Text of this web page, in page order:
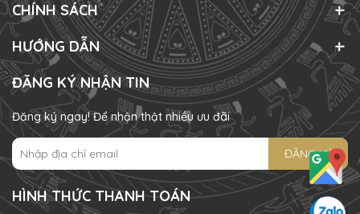
CHÍNH SÁCH
HƯỚNG DẪN
ĐĂNG KÝ NHẬN TIN
Đăng ký ngay! Để nhận thật nhiều ưu đãi
ĐĂNG KÝ
HÌNH THỨC THANH TOÁN